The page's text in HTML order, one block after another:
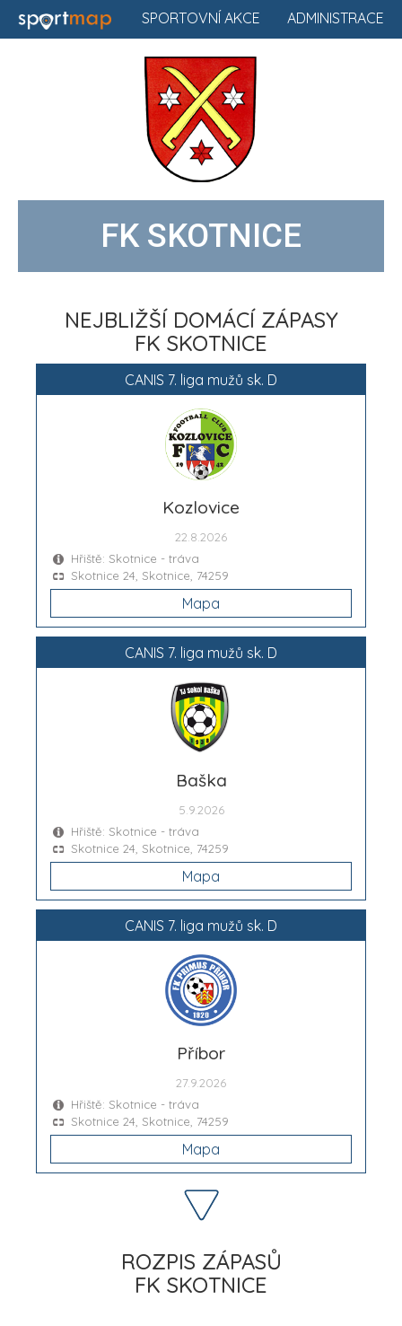
ADMINISTRACE
SPORTOVNÍ AKCE
FK SKOTNICE
NEJBLIŽŠÍ DOMÁCÍ ZÁPASY
FK SKOTNICE
CANIS 7. liga mužů sk. D
Kozlovice
22.8.2026
Hřiště: Skotnice - tráva
Skotnice 24, Skotnice, 74259
Mapa
CANIS 7. liga mužů sk. D
Baška
5.9.2026
Hřiště: Skotnice - tráva
Skotnice 24, Skotnice, 74259
Mapa
CANIS 7. liga mužů sk. D
Příbor
27.9.2026
Hřiště: Skotnice - tráva
Skotnice 24, Skotnice, 74259
Mapa
ROZPIS ZÁPASŮ
FK SKOTNICE